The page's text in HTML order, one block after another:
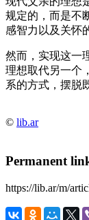
规定的，而是不
感智力以及关怀
然而，实现这一
理想取代另一个
系的方式，摆脱
© lib.ar
Permanent
https://lib.ar/m/